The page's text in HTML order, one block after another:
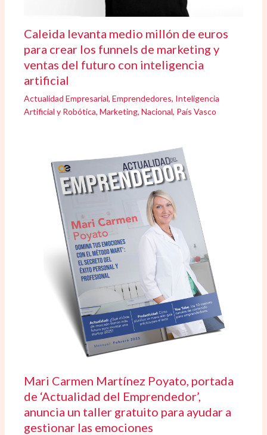
Caleida levanta medio millón de euros
para crear los funnels de marketing y
ventas del futuro con inteligencia
artificial
Actualidad Empresarial,Emprendedores, Inteligencia
Artificial y Robótica,Marketing,Nacional, País Vasco
Mari Carmen Martínez Poyato, portada
de ‘Actualidad del Emprendedor’,
anuncia un taller gratuito para ayudar a
gestionar las emociones